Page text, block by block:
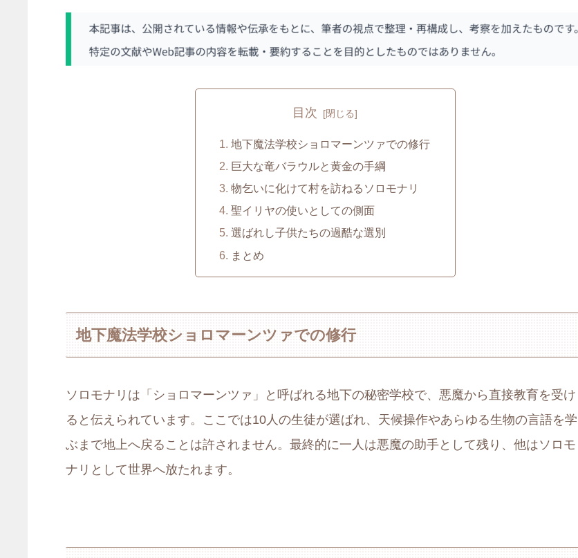
目次
地下魔法学校ショロマーンツァでの修行
巨大な竜バラウルと黄金の手綱
物乞いに化けて村を訪ねるソロモナリ
聖イリヤの使いとしての側面
選ばれし子供たちの過酷な選別
まとめ
地下魔法学校ショロマーンツァでの修行
ソロモナリは「ショロマーンツァ」と呼ばれる地下の秘密学校で、悪魔から直接教育を受け
ると伝えられています。ここでは10人の生徒が選ばれ、天候操作やあらゆる生物の言語を学
ぶまで地上へ戻ることは許されません。最終的に一人は悪魔の助手として残り、他はソロモ
ナリとして世界へ放たれます。